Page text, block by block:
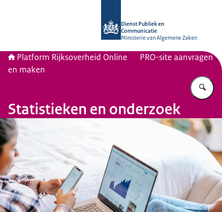
Dienst Publiek en
Communicatie
Ministerie van Algemene Zaken
Platform Rijksoverheid Online
PRO-site aanvragen
en maken
Statistieken en onderzoek